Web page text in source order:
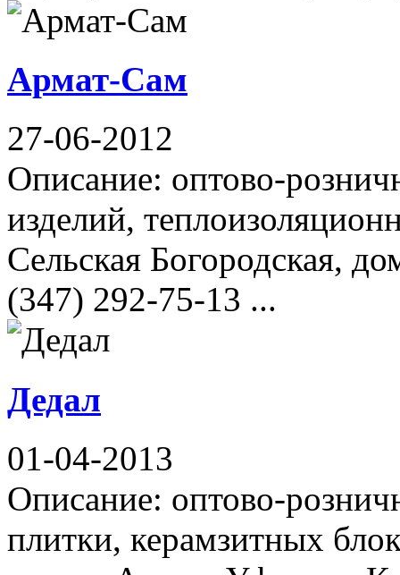
Армат-Сам
27-06-2012
Описание: оптово-
изделий,
Сельская Богородская,
(347) 292-75-13 ...
Дедал
01-04-2013
Описание: оптово-
плитки, керамзитных